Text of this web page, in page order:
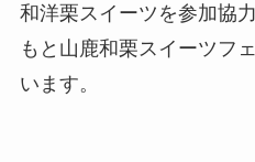
和洋栗スイーツを参加協
もと山鹿和栗スイーツフ
います。